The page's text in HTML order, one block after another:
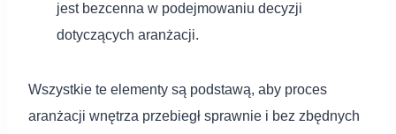
jest bezcenna w podejmowaniu decyzji
dotyczących aranżacji.
Wszystkie te elementy są podstawą, aby proces
aranżacji wnętrza przebiegł sprawnie i bez zbędnych